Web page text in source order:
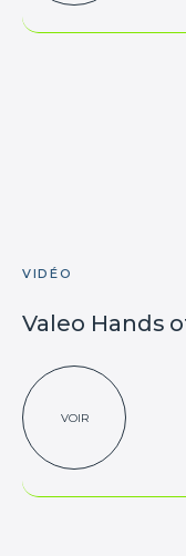
VIDÉO
Valeo Hands
VOIR